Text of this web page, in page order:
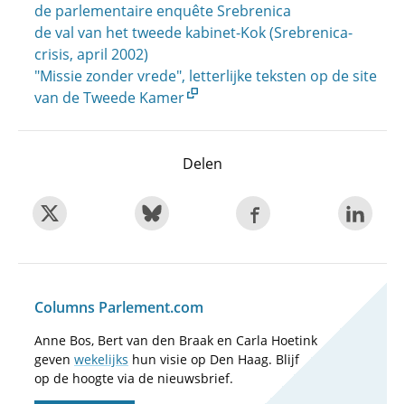
de parlementaire enquête Srebrenica
de val van het tweede kabinet-Kok (Srebrenica-
crisis, april 2002)
"Missie zonder vrede", letterlijke teksten op de site
van de Tweede Kamer
Delen
Columns Parlement.com
Anne Bos, Bert van den Braak en Carla Hoetink
geven wekelijks hun visie op Den Haag. Blijf
op de hoogte via de nieuwsbrief.